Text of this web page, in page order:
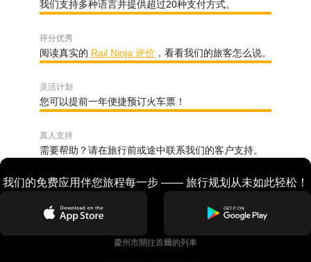
我们支持多种语言并提供超过20种支付方式。
评分优秀
阅读真实的 Rail Ninja 评价 ，看看我们的旅客怎么说。
灵活计划
您可以提前一年便捷预订火车票！
真人支持
需要帮助？请在旅行前或途中联系我们的客户支持。
我们的免费应用伴您旅程每一步 —— 旅行规划从未如此轻松！
慶州市開往首爾的列車